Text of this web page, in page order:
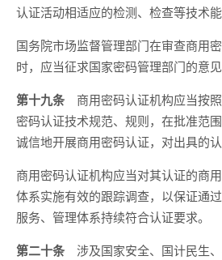
认证活动相适应的检测、检查等技术能
国务院市场监督管理部门在审查商用
时，应当征求国家密码管理部门的意见
第十九条 商用密码认证机构应当按
密码认证技术规范、规则，在批准范
诚信地开展商用密码认证，对出具的认
商用密码认证机构应当对其认证的商
体系实施有效的跟踪调查，以保证通
服务、管理体系持续符合认证要求。
第二十条 涉及国家安全、国计民生